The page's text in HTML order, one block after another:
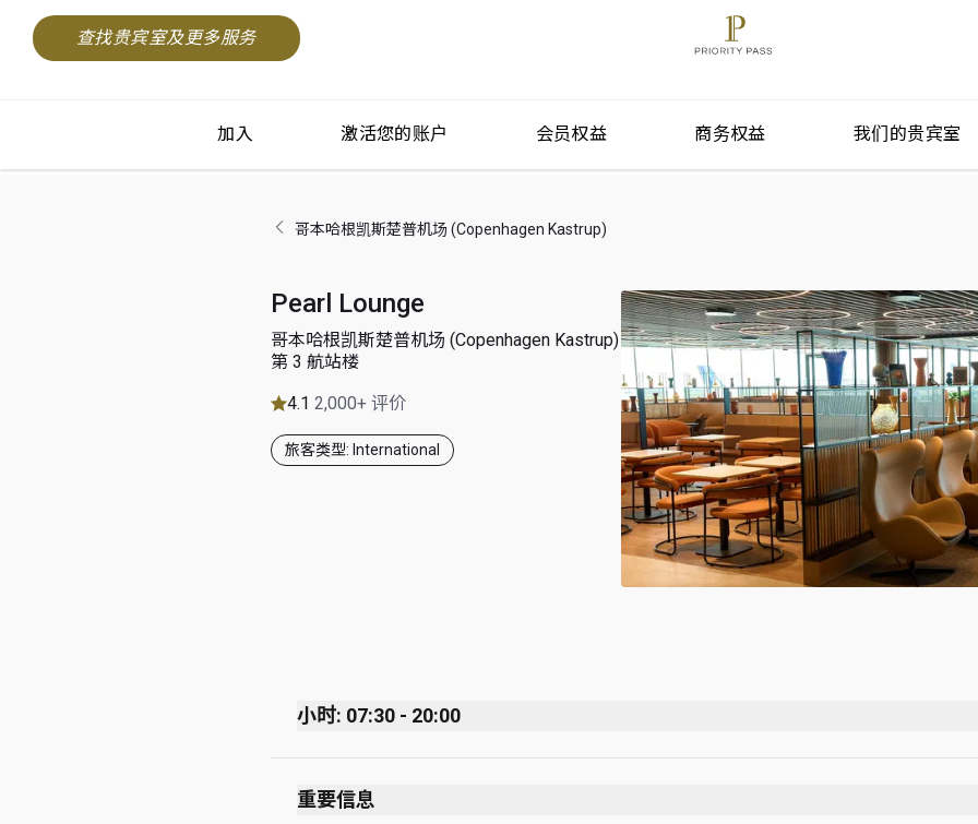
查找贵宾室及更多服务
加入 激活您的账户 会员权益 商务权益 我们的贵宾室
哥本哈根凯斯楚普机场 (Copenhagen Kastrup)
Pearl Lounge
哥本哈根凯斯楚普机场 (Copenhagen Kastrup)
第 3 航站楼
4.1 2,000+ 评价
旅客类型: International
小时: 07:30 - 20:00
Monday
Tuesday
重要信息